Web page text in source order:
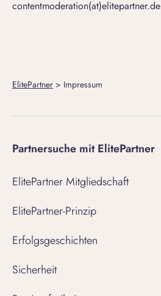
contentmoderation(at)elitepartner.de
ElitePartner > Impressum
Partnersuche mit ElitePartner
ElitePartner Mitgliedschaft
ElitePartner-Prinzip
Erfolgsgeschichten
Sicherheit